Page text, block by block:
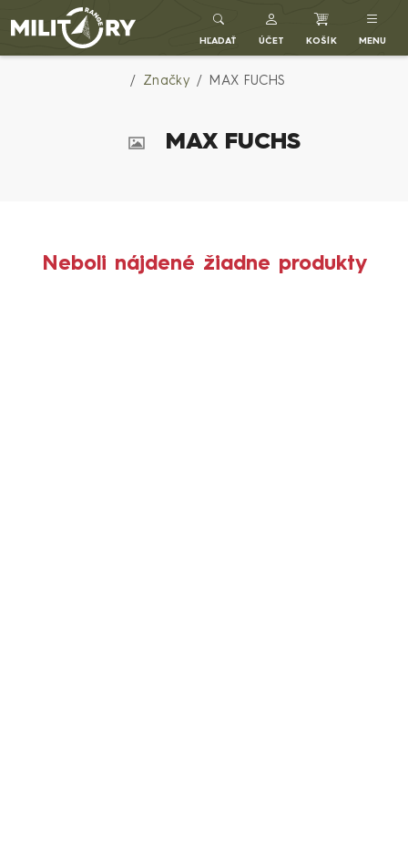
Army shop MILITARY RANGE SK
HĽADAŤ ÚČET KOŠÍK MENU
Značky MAX FUCHS
MAX FUCHS
Neboli nájdené žiadne produkty